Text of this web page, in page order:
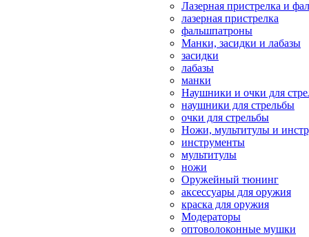
Лазерная пристрелка и
лазерная пристрелка
фальшпатроны
Манки, засидки и лабазы
засидки
лабазы
манки
Наушники и очки для
наушники для стрельбы
очки для стрельбы
Ножи, мультитулы и
инструменты
мультитулы
ножи
Оружейный тюнинг
аксессуары для оружия
краска для оружия
Модераторы
оптоволоконные мушки